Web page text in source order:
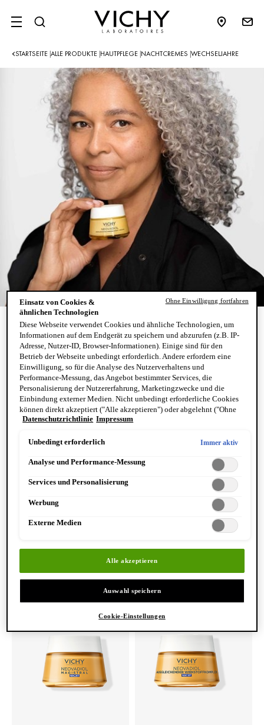
SITE MENU
STARTSEITE ALLE PRODUKTE HAUTPFLEGE NACHTCREMES WECHSELJAHRE
NACHTCREMES
REIFE HAUT
In den Wechseljahren verändert sich nicht nur der Körper,
sondern auch die Haut. Frauen ab 50 benötigen spezielle
Pflegeprodukte, um ihre Haut mit ausreichend Feuchtigkeit
und Nährstoffen zu versorgen. Eine Nachtcreme für die
verlangsamen und ein strahlendes Hautbild zu erhalten. Die
Vichy NEOVADIOL Nachtcremes für die Wechseljahre
unterstützen den Regenerationsprozess der Haut und
spenden langanhaltende Feuchtigkeit für ein erfrischtes
Hautbild.
Einsatz von Cookies &
ähnlichen Technologien
Diese Webseite verwendet Cookies und ähnliche Technologien, um
Informationen auf dem Endgerät zu speichern und abzurufen (z.B. IP-
Adresse, Nutzer-ID, Browser-Informationen). Einige sind für den
Betrieb der Webseite unbedingt erforderlich. Andere erfordern eine
Einwilligung, so für die Analyse des Nutzerverhaltens und
Performance-Messung, das Angebot bestimmter Services, die
Personalisierung der Nutzererfahrung, Marketingzwecke und die
Einbindung externer Medien. Nicht unbedingt erforderliche Cookies
können direkt akzeptiert ("Alle akzeptieren") oder abgelehnt ("Ohne
Einwilligung fortfahren") werden. Individuelle Anpassungen der
speichern"). Die Auswahl kann jederzeit unter dem Link "Cookie-
Datenschutzinformationen.
Datenschutzrichtlinie Impressum
Unbedingt erforderlich Immer aktiv
Analyse und Performance-Messung
Services und Personalisierung
Werbung
Externe Medien
Alle akzeptieren
Auswahl speichern
Cookie-Einstellungen
Ohne Einwilligung fortfahren